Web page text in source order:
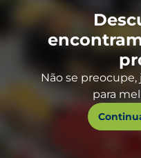
Não se
para